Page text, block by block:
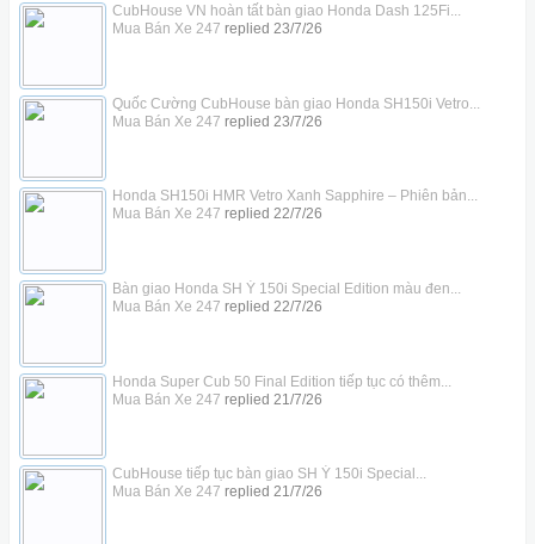
CubHouse VN hoàn tất bàn giao Honda Dash 125Fi...
Mua Bán Xe 247 replied 23/7/26
Quốc Cường CubHouse bàn giao Honda SH150i Vetro...
Mua Bán Xe 247 replied 23/7/26
Honda SH150i HMR Vetro Xanh Sapphire – Phiên bản...
Mua Bán Xe 247 replied 22/7/26
Bàn giao Honda SH Ý 150i Special Edition màu đen...
Mua Bán Xe 247 replied 22/7/26
Honda Super Cub 50 Final Edition tiếp tục có thêm...
Mua Bán Xe 247 replied 21/7/26
CubHouse tiếp tục bàn giao SH Ý 150i Special...
Mua Bán Xe 247 replied 21/7/26